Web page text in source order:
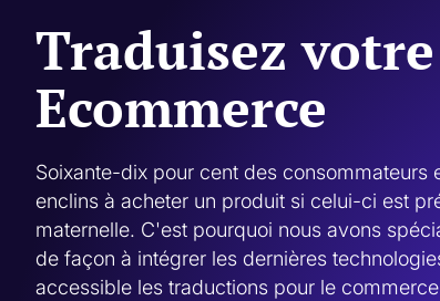
Traduisez
Ecommerce
Soixante-dix pour cent des consommateurs
enclins à acheter un produit si celui-ci est
maternelle. C'est pourquoi nous avons
de façon à intégrer les dernières
accessible les traductions pour le